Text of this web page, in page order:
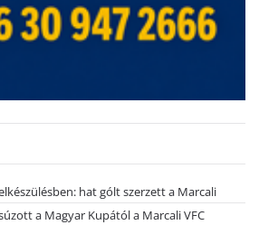
hat gólt szerzett a Marcali
a Magyar Kupától a Marcali VFC